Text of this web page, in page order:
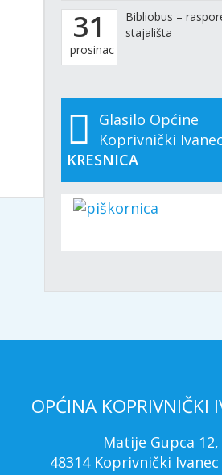
31
prosinac
Bibliobus –
stajališta
Glasilo Općine
Koprivnički
KRESNICA
OPĆINA KOPRIVNIČKI
Matije Gupca 12,
48314 Koprivnički Ivanec